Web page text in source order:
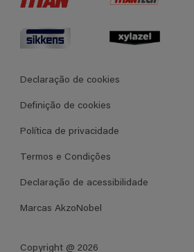
Termos e Condições Gerais de Venda
Declaração de cookies
Definição de cookies
Política de privacidade
Termos e Condições
Declaração de acessibilidade
Marcas AkzoNobel
Copyright @ 2026